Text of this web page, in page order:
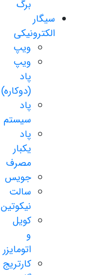
برگ
سیگار
الکترونیکی
ویپ
ویپ
پاد
(دوکاره)
پاد
سیستم
پاد
یکبار
مصرف
جویس
سالت
نیکوتین
کویل
و
اتومایزر
کارتریج